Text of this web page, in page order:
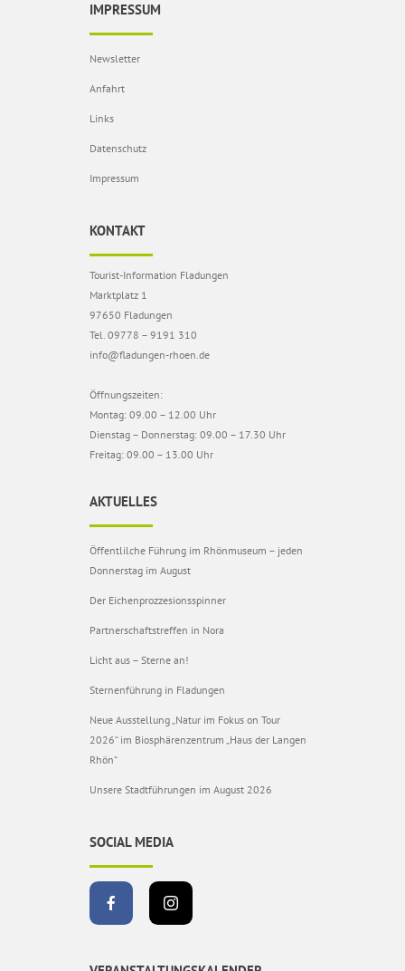
IMPRESSUM
Newsletter
Anfahrt
Links
Datenschutz
Impressum
KONTAKT
Tourist-Information Fladungen
Marktplatz 1
97650 Fladungen
Tel. 09778 – 9191 310
info@fladungen-rhoen.de
Öffnungszeiten:
Montag: 09.00 – 12.00 Uhr
Dienstag – Donnerstag: 09.00 – 17.30 Uhr
Freitag: 09.00 – 13.00 Uhr
AKTUELLES
Öffentlilche Führung im Rhönmuseum – jeden
Donnerstag im August
Der Eichenprozzesionsspinner
Partnerschaftstreffen in Nora
Licht aus – Sterne an!
Sternenführung in Fladungen
Neue Ausstellung „Natur im Fokus on Tour
2026“ im Biosphärenzentrum „Haus der Langen
Rhön“
Unsere Stadtführungen im August 2026
SOCIAL MEDIA